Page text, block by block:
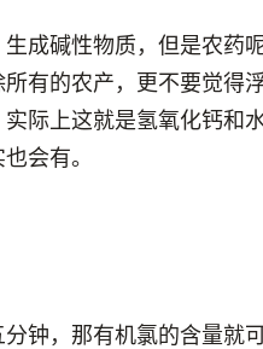
成碱性物质，但是农药
有的农产，更不要觉得
际上这就是氢氧化钙和
会有。
钟，那有机氯的含量就